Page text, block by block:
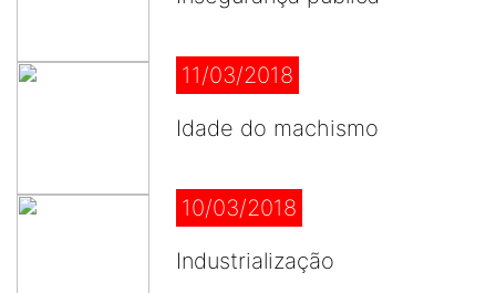
11/03/2018
Idade do machismo
10/03/2018
Industrialização